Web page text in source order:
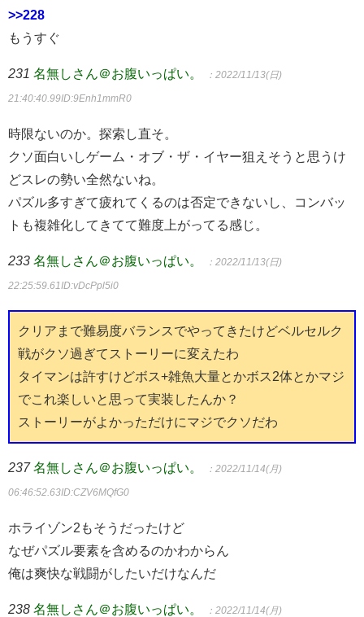
>>228
もうすぐ
231 名無しさん＠お腹いっぱい。 ：2022/11/13(日)
21:40:40.99ID:9Enh1mmR0
時限ないのか。探索し直そ。
クソ面白いしゲーム・オブ・ザ・イヤー狙えそうと思うけ
どスレの勢い全然ないね。
パズル多すぎて疲れてくるのは否定できないし、コンバッ
トも複雑化してきてて難度上がってる感じ。
233 名無しさん＠お腹いっぱい。 ：2022/11/13(日)
22:25:59.61ID:vDcPpl5i0
クリアまで難易度バランスでやってきたけどベルセルク
戦がクソ過ぎてストーリーに変えたわ
タイマンは許すけどボス+雑魚大量とかボス2体とかマジ
でこれ楽しいと思って実装したんか？
ストーリーがよかっただけにマジでクソだわ
237 名無しさん＠お腹いっぱい。 ：2022/11/14(月)
06:46:52.63ID:CZV6MQfG0
ホライゾン2もそうだったけど
なぜパズル要素を含めるのかわからん
俺は爽快な戦闘がしたいだけなんだ
238 名無しさん＠お腹いっぱい。 ：2022/11/14(月)